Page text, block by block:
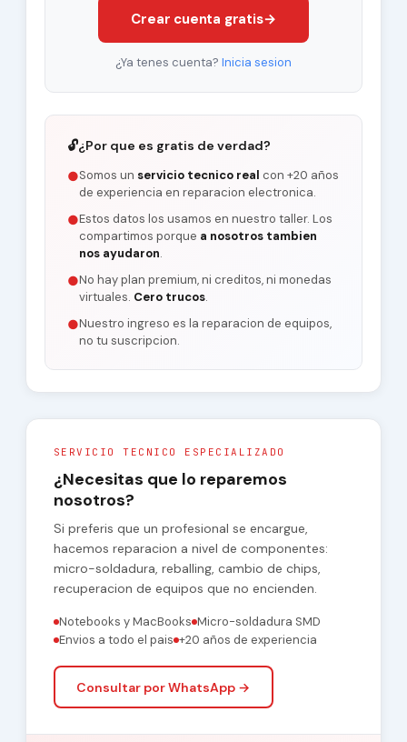
Crear cuenta gratis→
¿Ya tenes cuenta? Inicia sesion
🔓¿Por que es gratis de verdad?
●Somos un servicio tecnico real con +20 años
de experiencia en reparacion electronica.
●Estos datos los usamos en nuestro taller. Los
compartimos porque a nosotros tambien
nos ayudaron.
●No hay plan premium, ni creditos, ni monedas
virtuales. Cero trucos.
●Nuestro ingreso es la reparacion de equipos,
no tu suscripcion.
SERVICIO TECNICO ESPECIALIZADO
¿Necesitas que lo reparemos
nosotros?
Si preferis que un profesional se encargue,
hacemos reparacion a nivel de componentes:
micro-soldadura, reballing, cambio de chips,
recuperacion de equipos que no encienden.
Notebooks y MacBooks Micro-soldadura SMD
Envios a todo el pais +20 años de experiencia
Consultar por WhatsApp →